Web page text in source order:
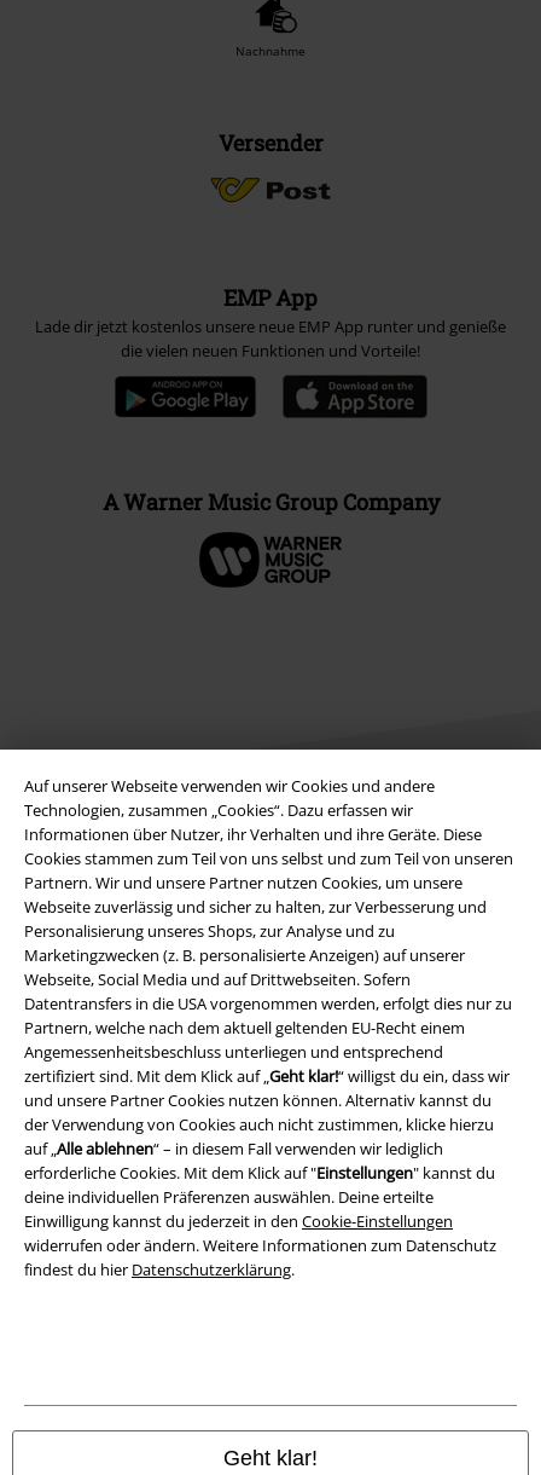
Auf unserer Webseite verwenden wir Cookies und andere
Technologien, zusammen „Cookies“. Dazu erfassen wir
Informationen über Nutzer, ihr Verhalten und ihre Geräte. Diese
Cookies stammen zum Teil von uns selbst und zum Teil von unseren
Partnern. Wir und unsere Partner nutzen Cookies, um unsere
Webseite zuverlässig und sicher zu halten, zur Verbesserung und
Personalisierung unseres Shops, zur Analyse und zu
Marketingzwecken (z. B. personalisierte Anzeigen) auf unserer
Webseite, Social Media und auf Drittwebseiten. Sofern
Datentransfers in die USA vorgenommen werden, erfolgt dies nur zu
Partnern, welche nach dem aktuell geltenden EU-Recht einem
Angemessenheitsbeschluss unterliegen und entsprechend
zertifiziert sind. Mit dem Klick auf „Geht klar!“ willigst du ein, dass wir
und unsere Partner Cookies nutzen können. Alternativ kannst du
der Verwendung von Cookies auch nicht zustimmen, klicke hierzu
auf „Alle ablehnen“ – in diesem Fall verwenden wir lediglich
erforderliche Cookies. Mit dem Klick auf "Einstellungen" kannst du
deine individuellen Präferenzen auswählen. Deine erteilte
Einwilligung kannst du jederzeit in den Cookie-Einstellungen
widerrufen oder ändern. Weitere Informationen zum Datenschutz
findest du hier Datenschutzerklärung.
Geht klar!
Nachnahme
Versender
EMP App
Lade dir jetzt kostenlos unsere neue EMP App runter und genieße
die vielen neuen Funktionen und Vorteile!
A Warner Music Group Company
Rechtliches
AGB
Impressum
Datenschutz
Entsorgung und Umweltschutz
Konformitätserklärung
Information zur Barrierefreiheit
Cookie-Einstellungen
Vertrag widerrufen